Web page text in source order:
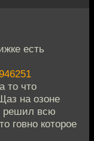
есть
то что
на озоне
решил всю
говно которое